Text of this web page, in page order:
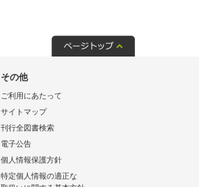
その他
ご利用にあたって
サイトマップ
刊行全図書検索
電子公告
個人情報保護方針
特定個人情報の適正な